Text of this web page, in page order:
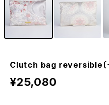
Clutch bag reversible〔
¥25,080